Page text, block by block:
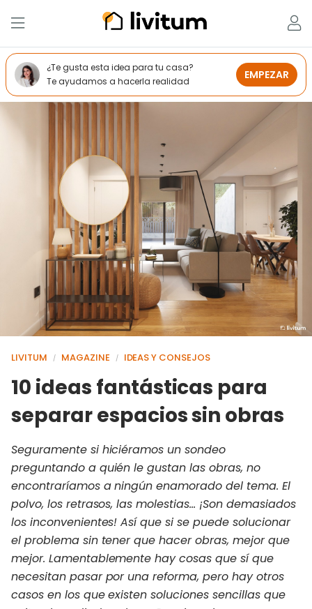
LIVITUM / MAGAZINE / IDEAS Y CONSEJOS
10 ideas fantásticas para
separar espacios sin obras
Seguramente si hiciéramos un sondeo
preguntando a quién le gustan las obras, no
encontraríamos a ningún enamorado del tema. El
polvo, los retrasos, las molestias… ¡Son demasiados
los inconvenientes! Así que si se puede solucionar
el problema sin tener que hacer obras, mejor que
mejor. Lamentablemente hay cosas que sí que
necesitan pasar por una reforma, pero hay otros
casos en los que existen soluciones sencillas que
¿Te gusta esta idea para tu casa?
Te ayudamos a hacerla realidad
EMPEZAR